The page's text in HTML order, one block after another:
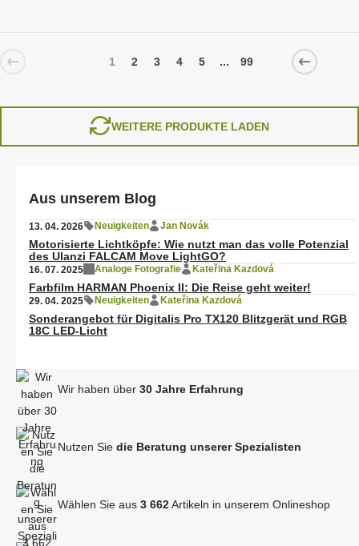
Wir haben über 30 Jahre Erfahrung
Nutzen Sie die Beratung unserer Spezialisten
Wählen Sie aus 3 662Artikeln in unserem Onlineshop
WEITERE PRODUKTE LADEN
1 2 3 4 5 ... 99
Aus unserem Blog
13. 04. 2026 Neuigkeiten Jan Novák
Motorisierte Lichtköpfe: Wie nutzt man das volle Potenzial
des Ulanzi FALCAM Move LightGO?
16. 07. 2025 Analoge Fotografie Kateřina Kazdová
Farbfilm HARMAN Phoenix II: Die Reise geht weiter!
29. 04. 2025 Neuigkeiten Kateřina Kazdová
Sonderangebot für Digitalis Pro TX120 Blitzgerät und RGB
18C LED-Licht